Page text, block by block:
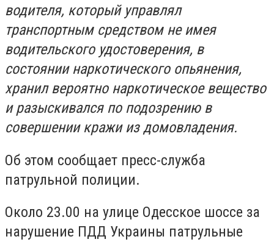
водителя, который управлял
транспортным средством не имея
водительского удостоверения, в
состоянии наркотического опьянения,
хранил вероятно наркотическое вещество
и разыскивался по подозрению в
совершении кражи из домовладения.
Об этом сообщает пресс-служба
патрульной полиции.
Около 23.00 на улице Одесское шоссе за
нарушение ПДД Украины патрульные